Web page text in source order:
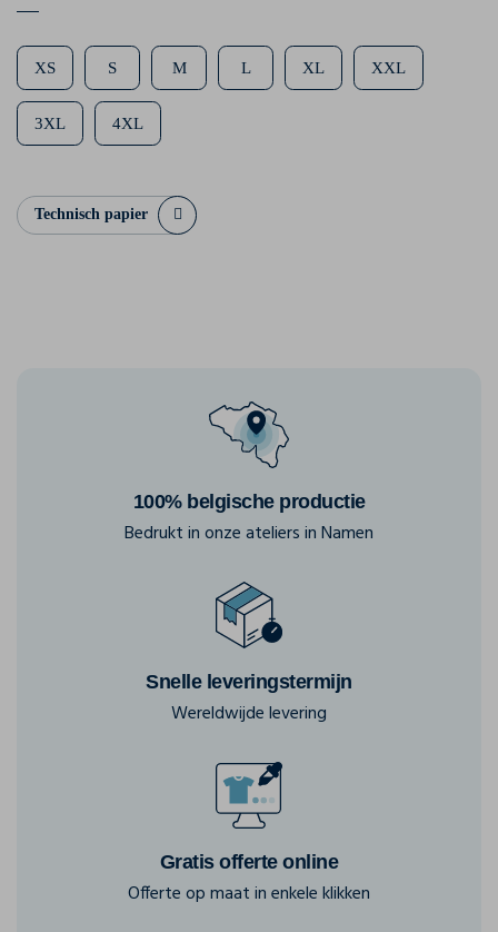
XS S M L XL XXL
3XL 4XL
Technisch papier
100% belgische productie
Bedrukt in onze ateliers in Namen
Snelle leveringstermijn
Wereldwijde levering
Gratis offerte online
Offerte op maat in enkele klikken